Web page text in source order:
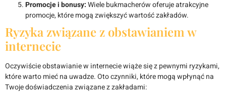
Promocje i bonusy:Wiele bukmacherów oferuje atrakcyjne
promocje, które mogą zwiększyć wartość zakładów.
Ryzyka związane z obstawianiem w
internecie
Oczywiście obstawianie w internecie wiąże się z pewnymi ryzykami,
które warto mieć na uwadze. Oto czynniki, które mogą wpłynąć na
Twoje doświadczenia związane z zakładami: